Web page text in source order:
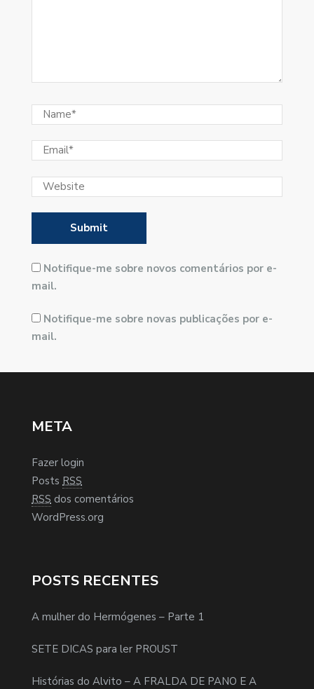
Notifique-me sobre novos comentários por e-
mail.
Notifique-me sobre novas publicações por e-
mail.
META
Fazer login
Posts RSS
RSS dos comentários
WordPress.org
POSTS RECENTES
A mulher do Hermógenes – Parte 1
SETE DICAS para ler PROUST
Histórias do Alvito – A FRALDA DE PANO E A